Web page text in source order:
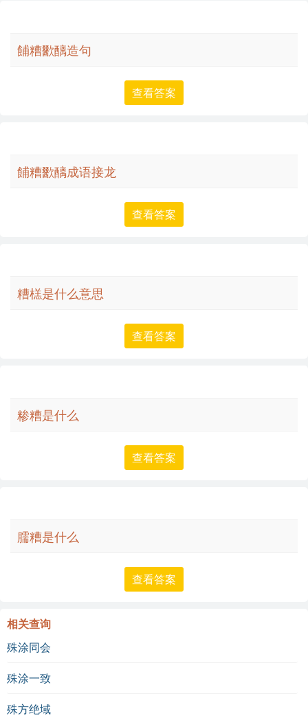
餔糟歠醨造句
查看答案
餔糟歠醨成语接龙
查看答案
糟榚是什么意思
查看答案
糁糟是什么
查看答案
臑糟是什么
查看答案
相关查询
殊涂同会
殊涂一致
殊方绝域